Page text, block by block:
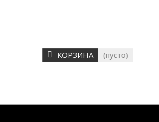
КОРЗИНА (пусто)